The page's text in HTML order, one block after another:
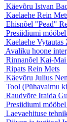
Käevõru Istvan
Kaelaehe Rein
Ehisnõel "Pead"
Presiidiumi mööbel
Kaelaehe Vytautas
Avaliku hoone
Rinnanõel Kai-
Ripats Rein Mets
Käevõru Julius
Tool (Pühavaimu
Raudvõre Iraida
Presiidiumi mööbel
Laevaehituse